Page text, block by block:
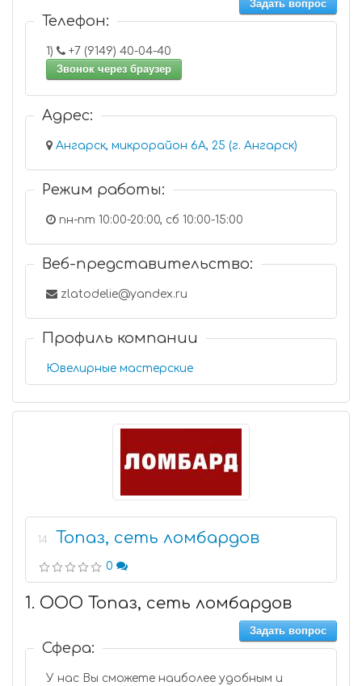
Задать вопрос
Телефон:
1)
+7 (9149) 40-04-40
Звонок через браузер
Адрес:
Ангарск, микрорайон 6А, 25 (г. Ангарск)
Режим работы:
пн-пт 10:00-20:00, сб 10:00-15:00
Веб-представительство:
zlatodelie@yandex.ru
Профиль компании
Ювелирные мастерские
14 Топаз, сеть ломбардов
0
1. ООО Топаз, сеть ломбардов
Задать вопрос
Сфера:
У нас Вы сможете наиболее удобным и